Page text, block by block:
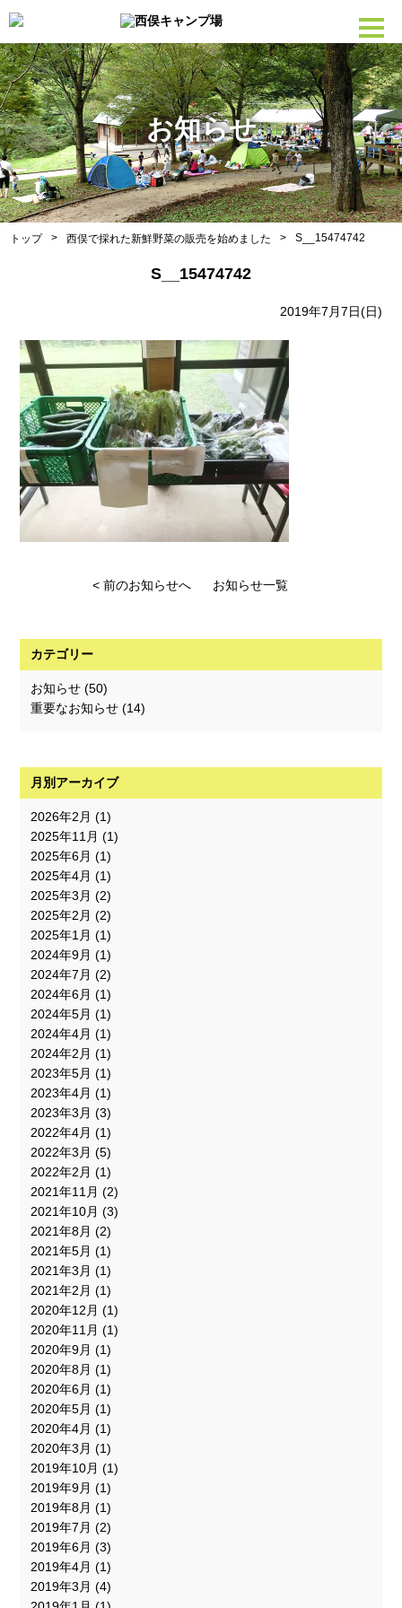
お知らせ
トップ > 西俣で採れた新鮮野菜の販売を始めました > S__15474742
S__15474742
2019年7月7日(日)
< 前のお知らせへ お知らせ一覧
カテゴリー
お知らせ (50)
重要なお知らせ (14)
月別アーカイブ
2026年2月 (1)
2025年11月 (1)
2025年6月 (1)
2025年4月 (1)
2025年3月 (2)
2025年2月 (2)
2025年1月 (1)
2024年9月 (1)
2024年7月 (2)
2024年6月 (1)
2024年5月 (1)
2024年4月 (1)
2024年2月 (1)
2023年5月 (1)
2023年4月 (1)
2023年3月 (3)
2022年4月 (1)
2022年3月 (5)
2022年2月 (1)
2021年11月 (2)
2021年10月 (3)
2021年8月 (2)
2021年5月 (1)
2021年3月 (1)
2021年2月 (1)
2020年12月 (1)
2020年11月 (1)
2020年9月 (1)
2020年8月 (1)
2020年6月 (1)
2020年5月 (1)
2020年4月 (1)
2020年3月 (1)
2019年10月 (1)
2019年9月 (1)
2019年8月 (1)
2019年7月 (2)
2019年6月 (3)
2019年4月 (1)
2019年3月 (4)